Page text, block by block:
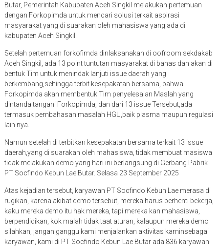
Butar, Pemerintah Kabupaten Aceh Singkil melakukan pertemuan
dengan Forkopimda untuk mencari solusi terkait aspirasi
masyarakat yang di suarakan oleh mahasiswa yang ada di
kabupaten Aceh Singkil.
Setelah pertemuan forkofimda dinlaksanakan di oofroom sekdakab
Aceh Singkil, ada 13 point tuntutan masyarakat di bahas dan akan di
bentuk Tim untuk menindak lanjuti issue daerah yang
berkembang,sehingga terbit kesepakatan bersama, bahwa
Forkopimda akan membentuk Tim penyelesaian Maslah yang
dintanda tangani Forkopimda, dan dari 13 issue Tersebut,ada
termasuk pembahasan masalah HGU,baik plasma maupun regulasi
lain nya.
Namun setelah di terbitkan kesepakatan bersama terkait 13 issue
daerah,yang di suarakan oleh mahasiswa, tidak membuat masiswa
tidak melakukan demo yang hari ini berlangsung di Gerbang Pabrik
PT Socfindo Kebun Lae Butar. Selasa 23 September 2025
Atas kejadian tersebut, karyawan PT Socfindo Kebun Lae merasa di
rugikan, karena akibat demo tersebut, mereka harus berhenti bekerja,
kaku mereka demo itu hak mereka, tapi mereka kan mahasiswa,
berpendidikan, kok malah tidak taat aturan, kalaupun mereka demo
silahkan, jangan ganggu kami menjalankan aktivitas kaminsebagai
karyawan, kami di PT Socfindo Kebun Lae Butar ada 836 karyawan